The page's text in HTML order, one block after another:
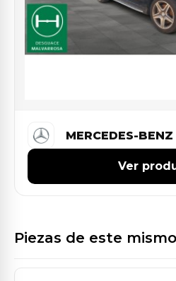
MERCEDES-
Ver
Piezas de este